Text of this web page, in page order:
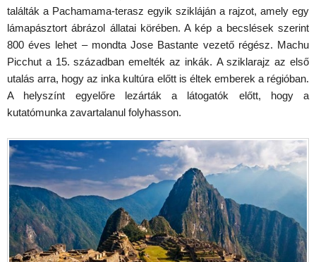
találták a Pachamama-terasz egyik szikláján a rajzot, amely egy
lámapásztort ábrázol állatai körében. A kép a becslések szerint
800 éves lehet – mondta Jose Bastante vezető régész. Machu
Picchut a 15. században emelték az inkák. A sziklarajz az első
utalás arra, hogy az inka kultúra előtt is éltek emberek a régióban.
A helyszínt egyelőre lezárták a látogatók előtt, hogy a
kutatómunka zavartalanul folyhasson.